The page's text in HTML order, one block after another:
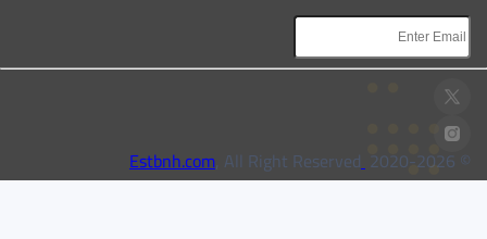
© 2020-
2026
Estbnh.com
, All Right Reserved